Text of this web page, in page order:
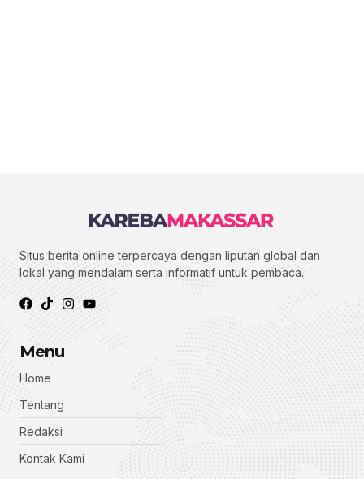
Situs berita online terpercaya dengan liputan global dan
lokal yang mendalam serta informatif untuk pembaca.
Menu
Home
Tentang
Redaksi
Kontak Kami